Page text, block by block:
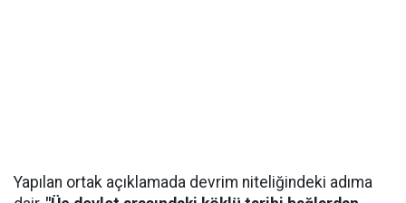
Yapılan ortak açıklamada devrim niteliğindeki adıma